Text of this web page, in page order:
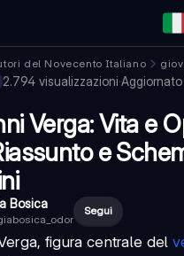
del Novecento Italiano
2.794 visualizzazioni·Aggiornato
Verga: Vita e
e
Bosica Segui
, figura centrale del